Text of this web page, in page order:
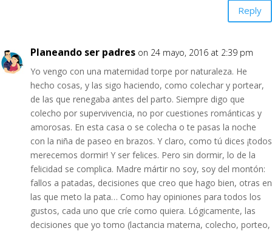
Reply
Planeando ser padres on 24 mayo, 2016 at 2:39 pm
Yo vengo con una maternidad torpe por naturaleza. He
hecho cosas, y las sigo haciendo, como colechar y portear,
de las que renegaba antes del parto. Siempre digo que
colecho por supervivencia, no por cuestiones románticas y
amorosas. En esta casa o se colecha o te pasas la noche
con la niña de paseo en brazos. Y claro, como tú dices ¡todos
merecemos dormir! Y ser felices. Pero sin dormir, lo de la
felicidad se complica. Madre mártir no soy, soy del montón:
fallos a patadas, decisiones que creo que hago bien, otras en
las que meto la pata… Como hay opiniones para todos los
gustos, cada uno que críe como quiera. Lógicamente, las
decisiones que yo tomo (lactancia materna, colecho, porteo,